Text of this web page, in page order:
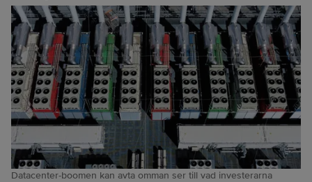
Datacenter-boomen kan avta omman ser till vad investerarna